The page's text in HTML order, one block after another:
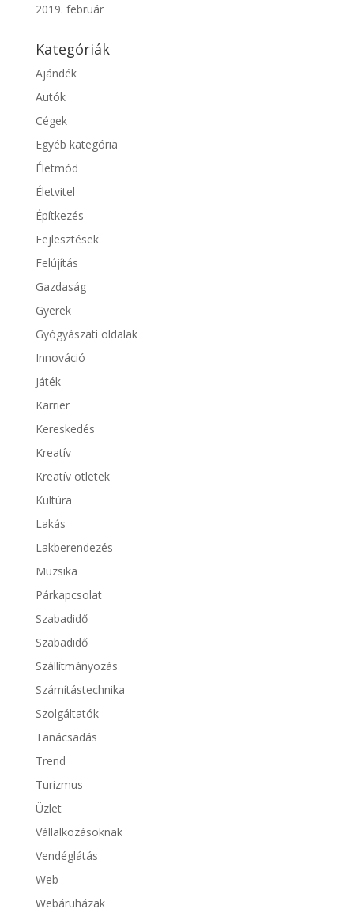
2019. február
Kategóriák
Ajándék
Autók
Cégek
Egyéb kategória
Életmód
Életvitel
Építkezés
Fejlesztések
Felújítás
Gazdaság
Gyerek
Gyógyászati oldalak
Innováció
Játék
Karrier
Kereskedés
Kreatív
Kreatív ötletek
Kultúra
Lakás
Lakberendezés
Muzsika
Párkapcsolat
Szabadidő
Szabadidő
Szállítmányozás
Számítástechnika
Szolgáltatók
Tanácsadás
Trend
Turizmus
Üzlet
Vállalkozásoknak
Vendéglátás
Web
Webáruházak